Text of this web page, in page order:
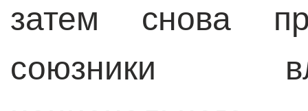
затем снова
союзники